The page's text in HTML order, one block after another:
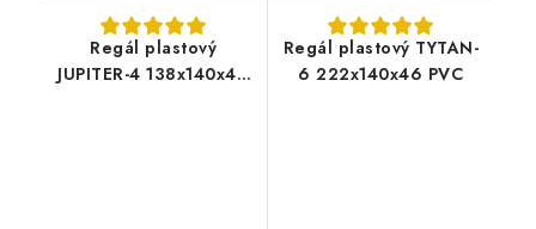
Regál plastový
JUPITER-4 138x140x46
Regál plastový TYTAN-
6 222x140x46 PVC